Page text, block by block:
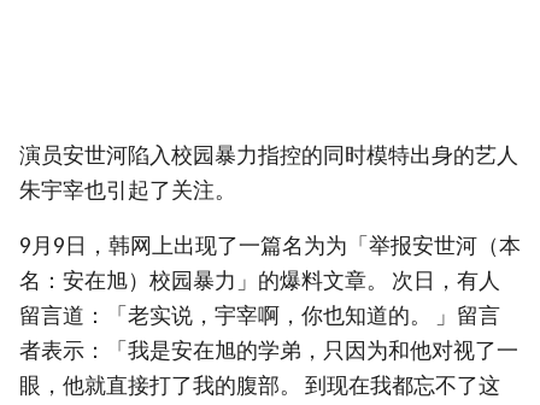
演员安世河陷入校园暴力指控的同时模特出身的艺人
朱宇宰也引起了关注。
9月9日，韩网上出现了一篇名为为「举报安世河（本
名：安在旭）校园暴力」的爆料文章。 次日，有人
留言道：「老实说，宇宰啊，你也知道的。 」留言
者表示：「我是安在旭的学弟，只因为和他对视了一
眼，他就直接打了我的腹部。 到现在我都忘不了这